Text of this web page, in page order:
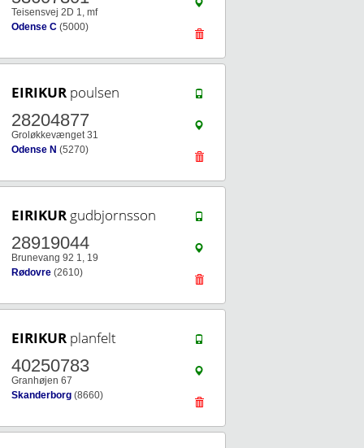
Teisensvej 2D 1, mf
Odense C (5000)
EIRIKUR poulsen
28204877
Groløkkevænget 31
Odense N (5270)
EIRIKUR gudbjornsson
28919044
Brunevang 92 1, 19
Rødovre (2610)
EIRIKUR planfelt
40250783
Granhøjen 67
Skanderborg (8660)